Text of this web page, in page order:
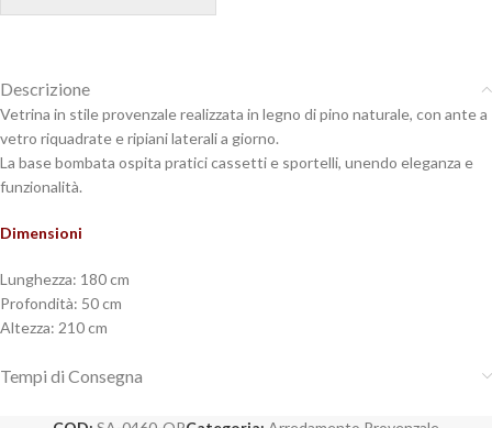
Descrizione
Vetrina in stile provenzale realizzata in legno di pino naturale, con ante a
vetro riquadrate e ripiani laterali a giorno.
La base bombata ospita pratici cassetti e sportelli, unendo eleganza e
funzionalità.
Dimensioni
Lunghezza: 180 cm
Profondità: 50 cm
Altezza: 210 cm
Tempi di Consegna